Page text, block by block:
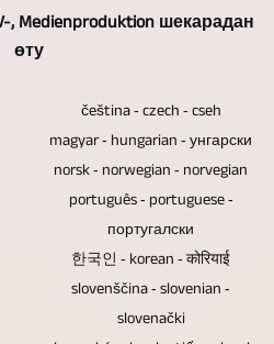
UHD-
II
UHDTV2
4320p
форматында
бейнелер
жасау
мүмкіндігін
Осылайша
5
камераны
адам
т.б.
Біздің
тәжірибеміздің
арқасында
барлық
сөйлесу
жағдайы
болса,
біз
табиғи
түрде
камера
әдісіне
сүйенеміз.
қосымша
мәтін,
бейне
материалдары,
блюздер
дискілер
және
дискілері
мәңгілікке
қызмет
етуге
арналмаған.
, Medienproduktion шекарадан
өту
čeština ‐ czech ‐ cseh
magyar ‐ hungarian ‐ унгарски
norsk ‐ norwegian ‐ norvegian
português ‐ portuguese ‐
португалски
한국인 ‐ korean ‐ कोरियाई
slovenščina ‐ slovenian ‐
slovenački